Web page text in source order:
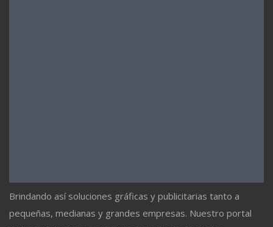
Brindando así soluciones gráficas y publicitarias tanto a
pequeñas, medianas y grandes empresas. Nuestro portal